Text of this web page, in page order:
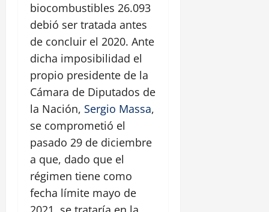
biocombustibles 26.093
debió ser tratada antes
de concluir el 2020. Ante
dicha imposibilidad el
propio presidente de la
Cámara de Diputados de
la Nación, Sergio Massa,
se comprometió el
pasado 29 de diciembre
a que, dado que el
régimen tiene como
fecha límite mayo de